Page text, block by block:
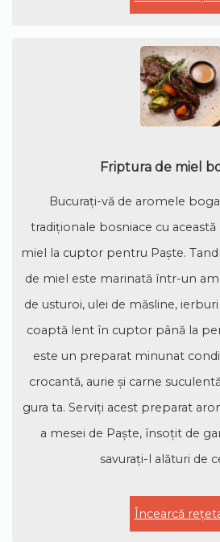
Friptura de miel
Bucurați-vă de aromele
tradiționale bosniace cu această
miel la cuptor pentru Paște.
de miel este marinată într-un
de usturoi, ulei de măsline,
coaptă lent în cuptor până la
este un preparat minunat
crocantă, aurie și carne
gura ta. Serviți acest preparat
a mesei de Paște, însoțit de
savurați-l alături de
Încearcă